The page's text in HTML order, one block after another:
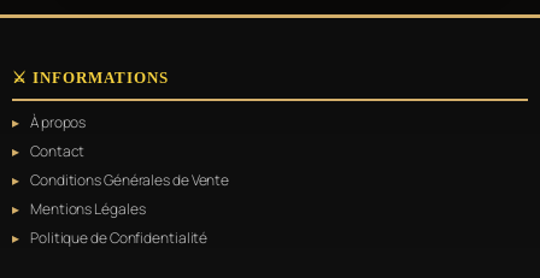
⚔️ INFORMATIONS
À propos
Contact
Conditions Générales de Vente
Mentions Légales
Politique de Confidentialité